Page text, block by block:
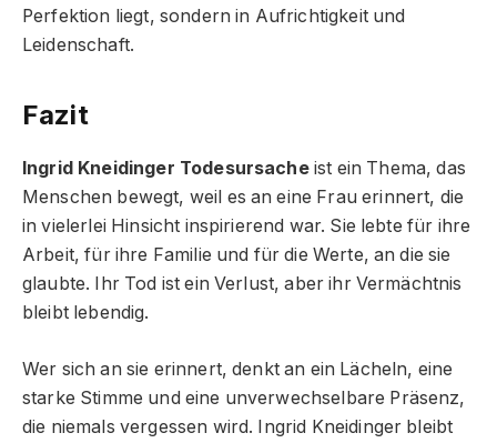
Perfektion liegt, sondern in Aufrichtigkeit und
Leidenschaft.
Fazit
Ingrid Kneidinger Todesursacheist ein Thema, das
Menschen bewegt, weil es an eine Frau erinnert, die
in vielerlei Hinsicht inspirierend war. Sie lebte für ihre
Arbeit, für ihre Familie und für die Werte, an die sie
glaubte. Ihr Tod ist ein Verlust, aber ihr Vermächtnis
bleibt lebendig.
Wer sich an sie erinnert, denkt an ein Lächeln, eine
starke Stimme und eine unverwechselbare Präsenz,
die niemals vergessen wird. Ingrid Kneidinger bleibt